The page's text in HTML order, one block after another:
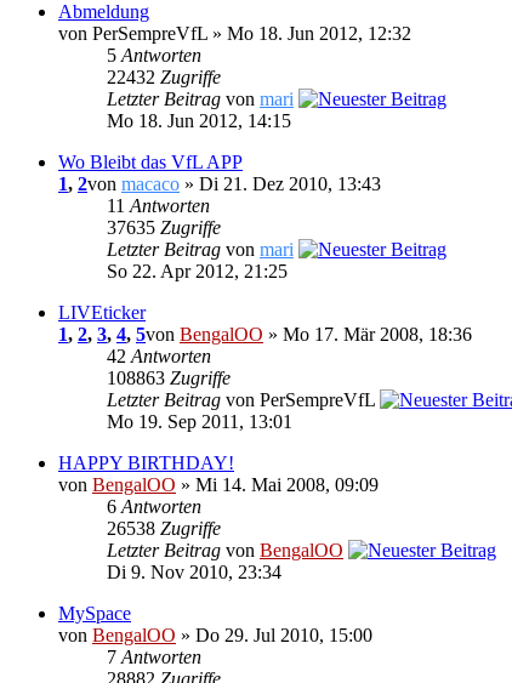
Abmeldung
von PerSempreVfL » Mo 18. Jun 2012, 12:32
5 Antworten
22432 Zugriffe
Letzter Beitrag von mari
Mo 18. Jun 2012, 14:15
Wo Bleibt das VfL APP
1, 2von macaco » Di 21. Dez 2010, 13:43
11 Antworten
37635 Zugriffe
Letzter Beitrag von mari
So 22. Apr 2012, 21:25
LIVEticker
1, 2, 3, 4, 5von BengalOO » Mo 17. Mär 2008, 18:36
42 Antworten
108863 Zugriffe
Letzter Beitrag von PerSempreVfL
Mo 19. Sep 2011, 13:01
HAPPY BIRTHDAY!
von BengalOO » Mi 14. Mai 2008, 09:09
6 Antworten
26538 Zugriffe
Letzter Beitrag von BengalOO
Di 9. Nov 2010, 23:34
MySpace
von BengalOO » Do 29. Jul 2010, 15:00
7 Antworten
28882 Zugriffe